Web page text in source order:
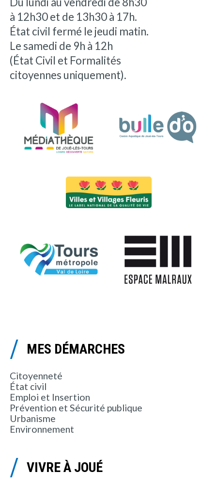
à 12h30 et de 13h30 à 17h.
État civil fermé le jeudi matin.
Le samedi de 9h à 12h
(État Civil et Formalités
citoyennes uniquement).
MES DÉMARCHES
Citoyenneté
État civil
Emploi et Insertion
Prévention et Sécurité publique
Urbanisme
Environnement
VIVRE À JOUÉ